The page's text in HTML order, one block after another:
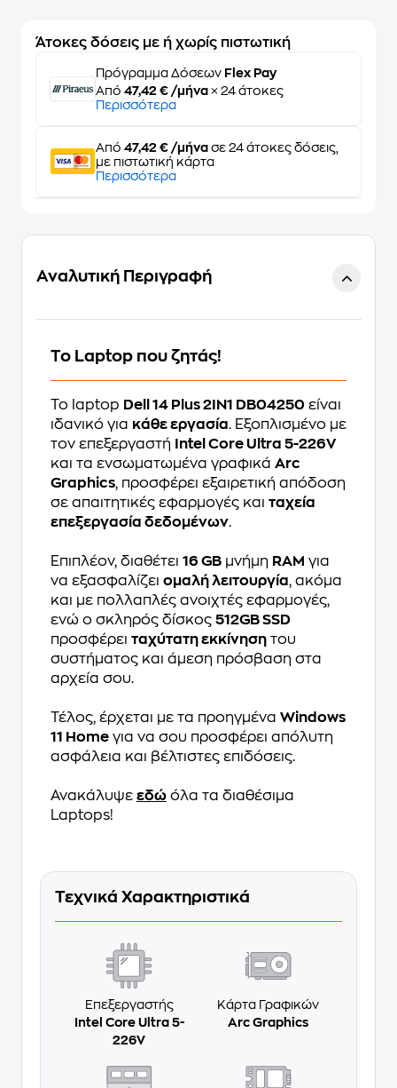
Άτοκες δόσεις με ή χωρίς πιστωτική
Πρόγραμμα Δόσεων Flex Pay
Από 47,42 € /μήνα × 24 άτοκες
Περισσότερα
Από 47,42 € /μήνα σε 24 άτοκες δόσεις,
με πιστωτική κάρτα
Περισσότερα
Αναλυτική Περιγραφή
Το Laptop που ζητάς!
Το laptop Dell 14 Plus 2IN1 DB04250 είναι
ιδανικό για κάθε εργασία. Εξοπλισμένο με
τον επεξεργαστή
Intel Core Ultra 5-226V
και τα ενσωματωμένα γραφικά Arc
Graphics, προσφέρει εξαιρετική απόδοση
σε απαιτητικές εφαρμογές και ταχεία
επεξεργασία δεδομένων.
Επιπλέον, διαθέτει 16 GB μνήμη RAM για
να εξασφαλίζει ομαλή λειτουργία, ακόμα
και με πολλαπλές ανοιχτές εφαρμογές,
ενώ ο σκληρός δίσκος 512GB SSD
προσφέρει ταχύτατη εκκίνηση του
συστήματος και άμεση πρόσβαση στα
αρχεία σου.
Τέλος, έρχεται με τα προηγμένα Windows
11 Home για να σου προσφέρει απόλυτη
ασφάλεια και βέλτιστες επιδόσεις.
Ανακάλυψε εδώ όλα τα διαθέσιμα
Laptops!
Τεχνικά Χαρακτηριστικά
Επεξεργαστής
Intel Core Ultra 5-
226V
Κάρτα Γραφικών
Arc Graphics